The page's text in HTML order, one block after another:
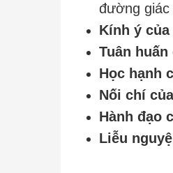
đường giác
Kính ý của
Tuân huấn
Học hạnh
Nối chí
Hành đạo
Liễu